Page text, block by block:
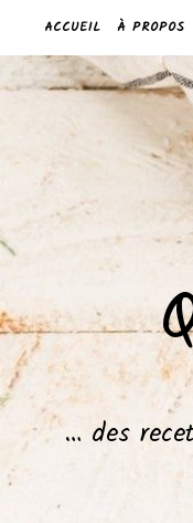
ACCUEIL À PROPOS
… des